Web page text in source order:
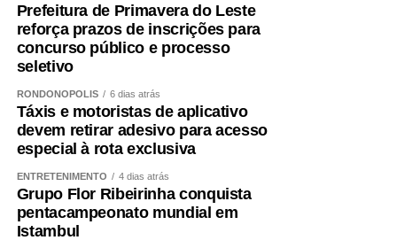
Prefeitura de Primavera do Leste
reforça prazos de inscrições para
concurso público e processo
seletivo
RONDONÓPOLIS 6 dias atrás
Táxis e motoristas de aplicativo
devem retirar adesivo para acesso
especial à rota exclusiva
ENTRETENIMENTO 4 dias atrás
Grupo Flor Ribeirinha conquista
pentacampeonato mundial em
Istambul